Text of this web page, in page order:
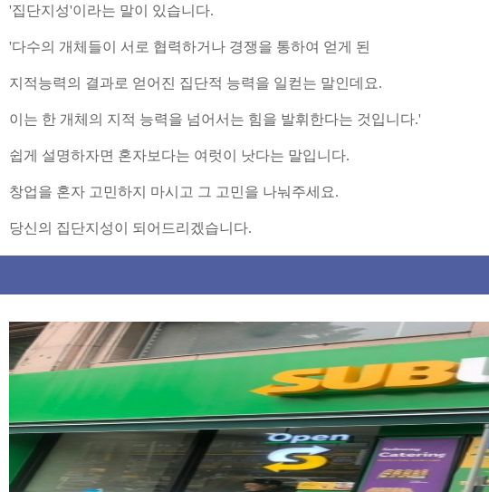
'집단지성'이라는 말이 있습니다.
'다수의 개체들이 서로 협력하거나 경쟁을 통하여 얻게 된
지적능력의 결과로 얻어진 집단적 능력을 일컫는 말인데요.
이는 한 개체의 지적 능력을 넘어서는 힘을 발휘한다는 것입니다.'
쉽게 설명하자면 혼자보다는 여럿이 낫다는 말입니다.
창업을 혼자 고민하지 마시고 그 고민을 나눠주세요.
당신의 집단지성이 되어드리겠습니다.